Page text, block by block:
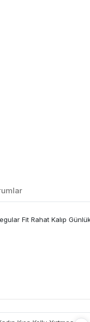
Fit Rahat Kalıp